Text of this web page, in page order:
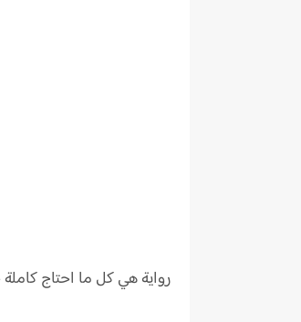
روايةهي كل ما احتاج